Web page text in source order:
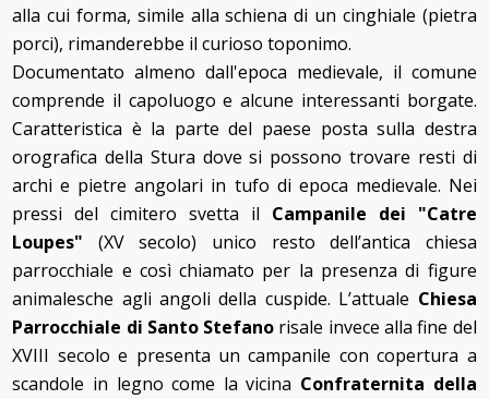
alla cui forma, simile alla schiena di un cinghiale (pietra
porci), rimanderebbe il curioso toponimo.
Documentato almeno dall'epoca medievale, il comune
comprende il capoluogo e alcune interessanti borgate.
Caratteristica è la parte del paese posta sulla destra
orografica della Stura dove si possono trovare resti di
archi e pietre angolari in tufo di epoca medievale. Nei
pressi del cimitero svetta il Campanile dei "Catre
Loupes" (XV secolo) unico resto dell’antica chiesa
parrocchiale e così chiamato per la presenza di figure
animalesche agli angoli della cuspide. L’attuale Chiesa
Parrocchiale di Santo Stefano risale invece alla fine del
XVIII secolo e presenta un campanile con copertura a
scandole in legno come la vicina Confraternita della